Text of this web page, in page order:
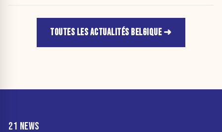
TOUTES LES ACTUALITÉS BELGIQUE
21 NEWS